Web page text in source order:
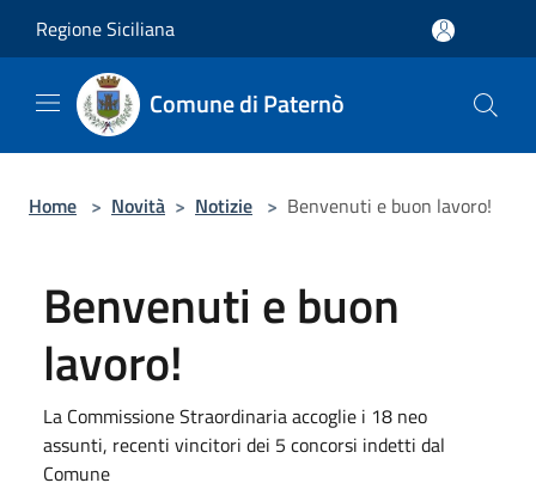
Regione Siciliana
Comune di Paternò
Home > Novità > Notizie > Benvenuti e buon lavoro!
Benvenuti e buon
lavoro!
La Commissione Straordinaria accoglie i 18 neo
assunti, recenti vincitori dei 5 concorsi indetti dal
Comune